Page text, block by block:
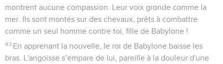
montrent aucune compassion. Leur voix gronde comme la
mer. Ils sont montés sur des chevaux, prêts à combattre
comme un seul homme contre toi, fille de Babylone !
43 En apprenant la nouvelle, le roi de Babylone baisse les
bras. L'angoisse s’empare de lui, pareille à la douleur d'une